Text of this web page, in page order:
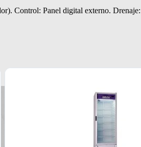
Control: Panel digital externo.